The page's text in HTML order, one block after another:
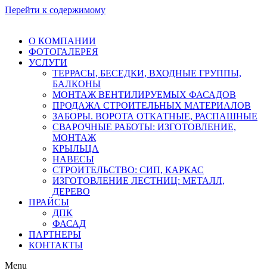
Перейти к содержимому
О КОМПАНИИ
ФОТОГАЛЕРЕЯ
УСЛУГИ
ТЕРРАСЫ, БЕСЕДКИ, ВХОДНЫЕ ГРУППЫ,
БАЛКОНЫ
МОНТАЖ ВЕНТИЛИРУЕМЫХ ФАСАДОВ
ПРОДАЖА СТРОИТЕЛЬНЫХ МАТЕРИАЛОВ
ЗАБОРЫ. ВОРОТА ОТКАТНЫЕ, РАСПАШНЫЕ
СВАРОЧНЫЕ РАБОТЫ: ИЗГОТОВЛЕНИЕ,
МОНТАЖ
КРЫЛЬЦА
НАВЕСЫ
СТРОИТЕЛЬСТВО: СИП, КАРКАС
ИЗГОТОВЛЕНИЕ ЛЕСТНИЦ: МЕТАЛЛ,
ДЕРЕВО
ПРАЙСЫ
ДПК
ФАСАД
ПАРТНЕРЫ
КОНТАКТЫ
Menu